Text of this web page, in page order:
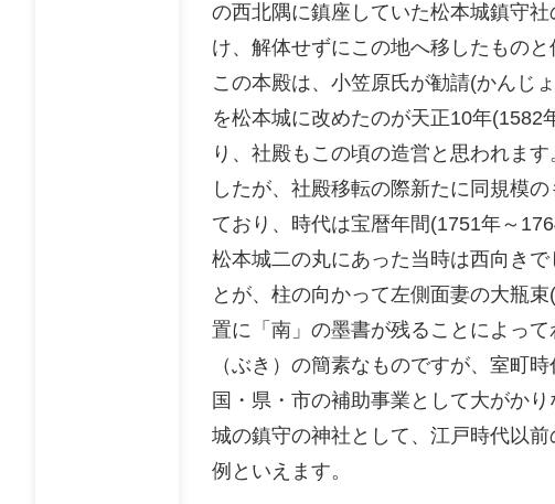
の西北隅に鎮座していた松本城鎮守
け、解体せずにこの地へ移したものと
この本殿は、小笠原氏が勧請(かんじ
を松本城に改めたのが天正10年
り、社殿もこの頃の造営と思われま
したが、社殿移転の際新たに同規模
ており、時代は宝暦年間(1751年～
松本城二の丸にあった当時は西向き
とが、柱の向かって左側面妻の大瓶
置に「南」の墨書が残ることによっ
（ぶき）の簡素なものですが、室町
国・県・市の補助事業として大がか
城の鎮守の神社として、江戸時代以
例といえます。